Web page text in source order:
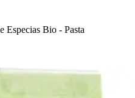
Especias Bio - Pasta